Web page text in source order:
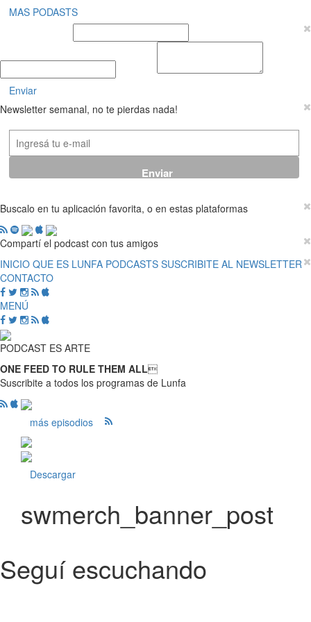
MAS PODASTS
Enviar
Newsletter semanal, no te pierdas nada!
Buscalo en tu aplicación favorita, o en estas plataformas
Compartí el podcast con tus amigos
INICIO QUE ES LUNFA PODCASTS SUSCRIBITE AL NEWSLETTER
CONTACTO
MENÚ
PODCAST ES ARTE
ONE FEED TO RULE THEM ALL
Suscribite a todos los programas de Lunfa
más episodios
Descargar
swmerch_banner_post
Seguí escuchando